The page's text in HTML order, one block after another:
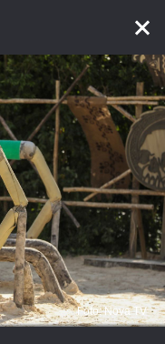
Foto: Nova TV